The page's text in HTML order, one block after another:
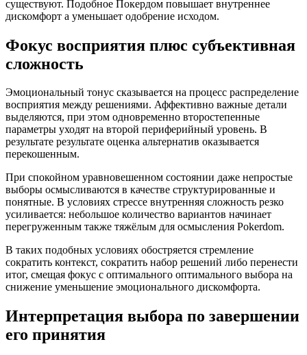
существуют. Подобное Покердом повышает внутреннее
дискомфорт а уменьшает одобрение исходом.
Фокус восприятия плюс субъективная
сложность
Эмоциональный тонус сказывается на процесс распределение
восприятия между решениями. Аффективно важные детали
выделяются, при этом одновременно второстепенные
параметры уходят на второй периферийный уровень. В
результате результате оценка альтернатив оказывается
перекошенным.
При спокойном уравновешенном состоянии даже непростые
выборы осмысливаются в качестве структурированные и
понятные. В условиях стрессе внутренняя сложность резко
усиливается: небольшое количество вариантов начинает
перегруженным также тяжёлым для осмысления Pokerdom.
В таких подобных условиях обостряется стремление
сократить контекст, сократить набор решений либо перенести
итог, смещая фокус с оптимального оптимального выбора на
снижение уменьшение эмоционального дискомфорта.
Интерпретация выбора по завершении
его принятия